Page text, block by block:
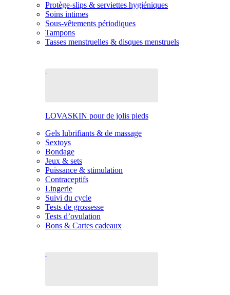
Protège-slips & serviettes hygiéniques
Soins intimes
Sous-vêtements périodiques
Tampons
Tasses menstruelles & disques menstruels
LOVASKIN pour de jolis pieds
Gels lubrifiants & de massage
Sextoys
Bondage
Jeux & sets
Puissance & stimulation
Contraceptifs
Lingerie
Suivi du cycle
Tests de grossesse
Tests d’ovulation
Bons & Cartes cadeaux